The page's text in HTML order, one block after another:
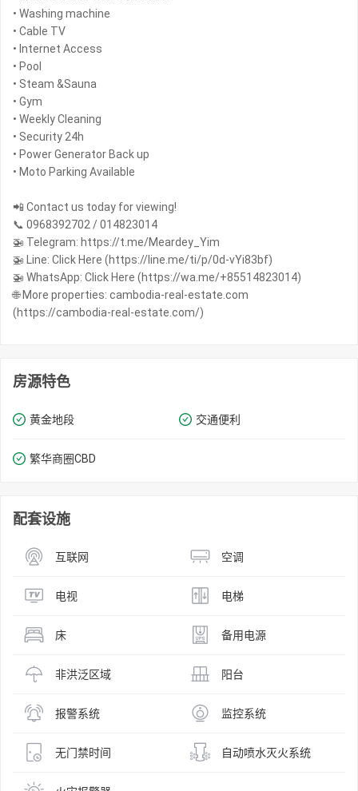
• Washing machine
• Cable TV
• Internet Access
• Pool
• Steam &Sauna
• Gym
• Weekly Cleaning
• Security 24h
• Power Generator Back up
• Moto Parking Available
📲 Contact us today for viewing!
📞 0968392702 / 014823014
🚁 Telegram: https://t.me/Meardey_Yim
🚁 Line: Click Here (https://line.me/ti/p/0d-vYi83bf)
🚁 WhatsApp: Click Here (https://wa.me/+85514823014)
🌐 More properties: cambodia-real-estate.com
(https://cambodia-real-estate.com/)
房源特色
黄金地段 交通便利
繁华商圈​​CBD
配套设施
互联网 空调
电视 电梯
床 备用电源
非洪泛区域 阳台
报警系统 监控系统
无门禁时间 自动喷水灭火系统